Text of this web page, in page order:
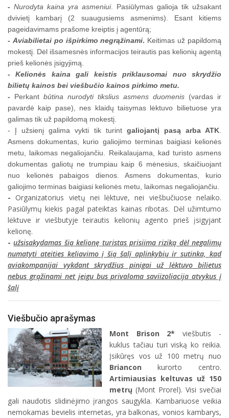
- Nurodyta kaina yra asmeniui. Pasiūlymas galioja tik užsakant
dvivietį kambarį (2 suaugusiems asmenims). Esant kitiems
pageidavimams prašome kreiptis į agentūrą;
- Aviabilietai po išpirkimo negrąžinami. Keitimas už papildomą
mokestį. Dėl išsamesnės informacijos teirautis pas kelionių agentą
prieš kelionės įsigyjimą.
-Kelionės kaina gali keistis priklausomai nuo skrydžio
bilietų kainos bei viešbučio kainos pirkimo metu.
- Perkant būtina nurodyti tikslius asmens duomenis (vardas ir
pavardė kaip pase), nes klaidų taisymas lėktuvo bilietuose yra
galimas tik už papildomą mokestį.
- Į užsienį galima vykti tik turint galiojantį pasą arba ATK.
Asmens dokumentas, kurio galiojimo terminas baigiasi kelionės
metu, laikomas negaliojančiu. Reikalaujama, kad turisto asmens
dokumentas galiotų ne trumpiau kaip 6 mėnesius, skaičiuojant
nuo kelionės pabaigos dienos. Asmens dokumentas, kurio
galiojimo terminas baigiasi kelionės metu, laikomas negaliojančiu.
- Organizatorius vietų nei lėktuve, nei viešbučiuose nelaiko.
Pasiūlymų kiekis pagal pateiktas kainas ribotas. Dėl užimtumo
lėktuve ir viešbutyje teirautis kelionių agento prieš įsigyjant
kelionę.
-užsisakydamas šią kelionę turistas prisiima riziką dėl negalimų
numatyti ateities keliavimo į šią šalį aplinkybių ir sutinka, kad
aviakompanijai vykdant skrydžius pinigai už lėktuvo bilietus
nebus grąžinami net jeigu bus privaloma saviizoliacija atvykus į
šalį
Viešbučio aprašymas
Mont Brison 2* viešbutis -
kuklus tačiau turi viską ko reikia.
Įsikūręs vos už 100 metrų nuo
Brianconkurorto centro.
Artimiausias keltuvas už 150
metrų (Mont Prorel). Visi svečiai
gali naudotis slidinėjimo įrangos saugykla. Kambariuose veikia
nemokamas bevielis internetas, yra balkonas, vonios kambarys,